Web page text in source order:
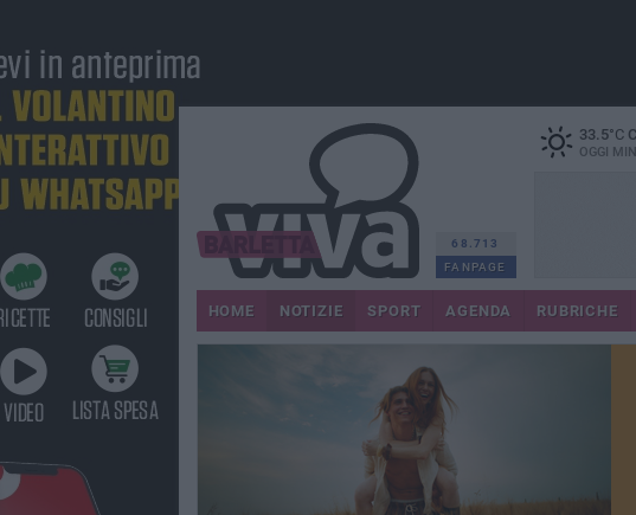
68.713
FANPAGE
33.5°C
OGGI MIN
HOME NOTIZIE SPORT AGENDA RUBRICHE